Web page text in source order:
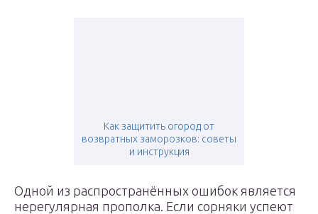
Как защитить огород от
возвратных заморозков: советы
и инструкция
Одной из распространённых ошибок является
нерегулярная прополка. Если сорняки успеют